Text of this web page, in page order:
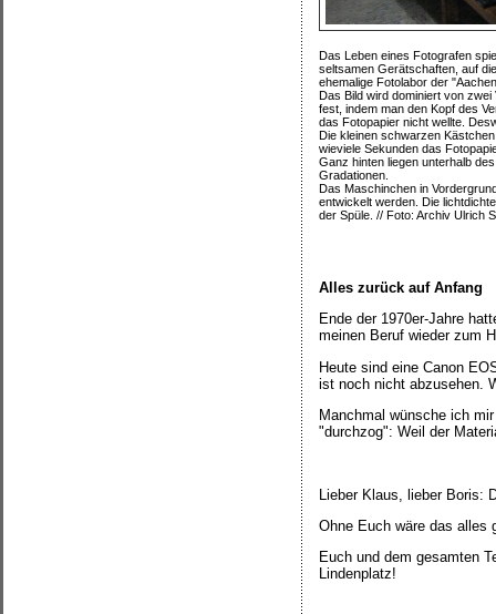
Das Leben eines Fotografen
seltsamen Gerätschaften, auf
ehemalige Fotolabor der
Das Bild wird dominiert von
fest, indem man den Kopf des
das Fotopapier nicht wellte.
Die kleinen schwarzen
wieviele Sekunden das
Ganz hinten liegen unterhalb
Gradationen.
Das Maschinchen in
entwickelt werden. Die
der Spüle. // Foto: Archiv Ulrich
Alles zurück auf Anfang
Ende der 1970er-Jahre
meinen Beruf wieder zum
Heute sind eine Canon
ist noch nicht abzusehen.
Manchmal wünsche ich
"durchzog": Weil der
Lieber Klaus, lieber Boris:
Ohne Euch wäre das alles
Euch und dem gesamten
Lindenplatz!